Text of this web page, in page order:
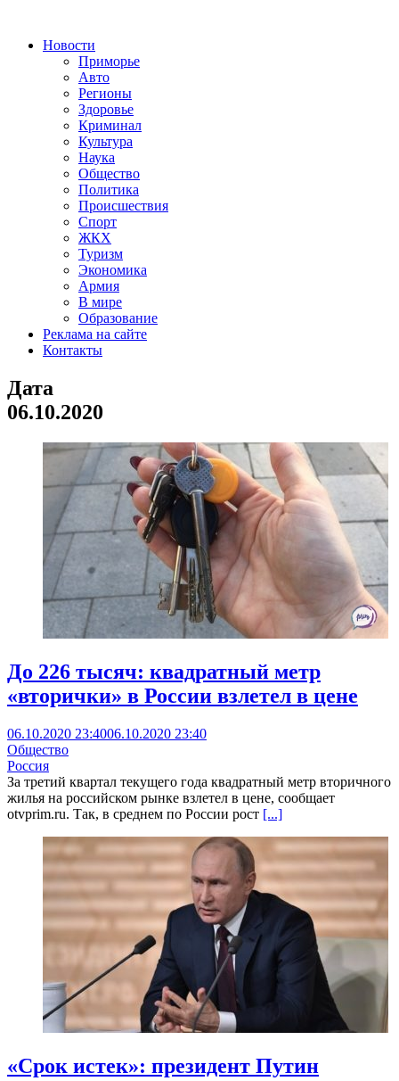
Новости
Приморье
Авто
Регионы
Здоровье
Криминал
Культура
Наука
Общество
Политика
Происшествия
Спорт
ЖКХ
Туризм
Экономика
Армия
В мире
Образование
Реклама на сайте
Контакты
Дата
06.10.2020
До 226 тысяч: квадратный метр
«вторички» в России взлетел в цене
06.10.2020 23:4006.10.2020 23:40
Общество
Россия
За третий квартал текущего года квадратный метр вторичного
жилья на российском рынке взлетел в цене, сообщает
otvprim.ru. Так, в среднем по России рост [...]
«Срок истек»: президент Путин